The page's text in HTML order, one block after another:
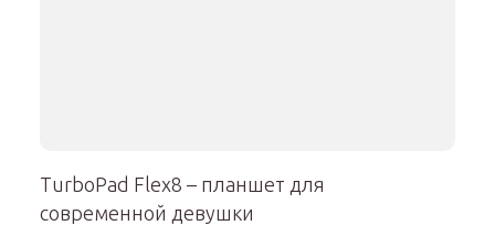
TurboPad Flex8 – планшет для
современной девушки